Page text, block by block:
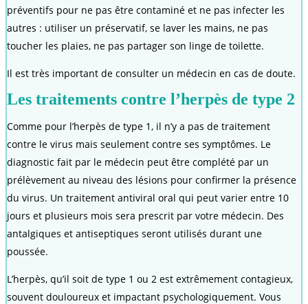
préventifs pour ne pas être contaminé et ne pas infecter les
autres : utiliser un préservatif, se laver les mains, ne pas
toucher les plaies, ne pas partager son linge de toilette.
Il est très important de consulter un médecin en cas de doute.
Les traitements contre l’herpès de type 2
Comme pour l’herpès de type 1, il n’y a pas de traitement
contre le virus mais seulement contre ses symptômes. Le
diagnostic fait par le médecin peut être complété par un
prélèvement au niveau des lésions pour confirmer la présence
du virus. Un traitement antiviral oral qui peut varier entre 10
jours et plusieurs mois sera prescrit par votre médecin. Des
antalgiques et antiseptiques seront utilisés durant une
poussée.
L’herpès, qu’il soit de type 1 ou 2 est extrêmement contagieux,
souvent douloureux et impactant psychologiquement. Vous